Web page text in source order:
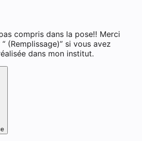
compris dans la pose‼️ Merci
(Remplissage)” si vous avez
dans mon institut.